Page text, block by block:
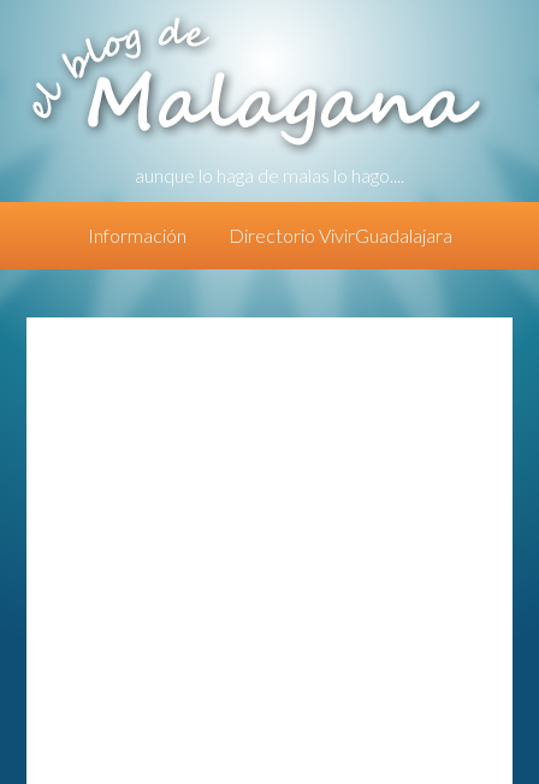
aunque lo haga de malas lo hago....
Información Directorio VivirGuadalajara